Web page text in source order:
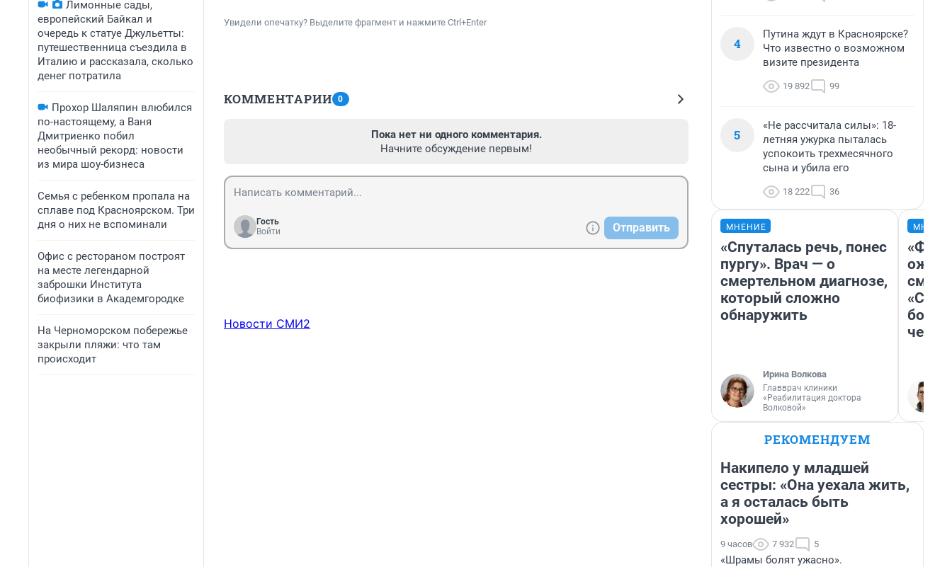
Лимонные сады,
европейский Байкал и
очередь к статуе Джульетты:
путешественница съездила в
Италию и рассказала, сколько
денег потратила
Прохор Шаляпин влюбился
по-настоящему, а Ваня
Дмитриенко побил
необычный рекорд: новости
из мира шоу-бизнеса
Семья с ребенком пропала на
сплаве под Красноярском. Три
дня о них не вспоминали
Офис с рестораном построят
на месте легендарной
заброшки Института
биофизики в Академгородке
На Черноморском побережье
закрыли пляжи: что там
происходит
Увидели опечатку? Выделите фрагмент и нажмите Ctrl+Enter
КОММЕНТАРИИ 0
Пока нет ни одного комментария.
Начните обсуждение первым!
Гость
Войти
Отправить
Новости СМИ2
4
Путина ждут в Красноярске?
Что известно о возможном
визите президента
19 892 99
5
«Не рассчитала силы»: 18-
летняя ужурка пыталась
успокоить трехмесячного
сына и убила его
18 222 36
МНЕНИЕ
«Спуталась речь, понес
пургу». Врач — о
смертельном диагнозе,
который сложно
обнаружить
Ирина Волкова
Главврач клиники
«Реабилитация доктора
Волковой»
РЕКОМЕНДУЕМ
Накипело у младшей
сестры: «Она уехала жить,
а я осталась быть
хорошей»
9 часов 7 932 5
«Шрамы болят ужасно».